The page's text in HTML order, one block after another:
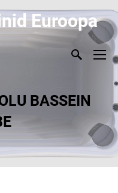
Euroopa
BASSEIN